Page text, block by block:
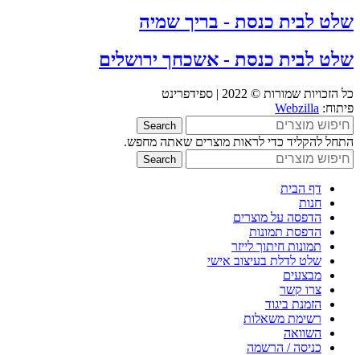
שלט לבית כנסת - בריך שמיה
שלט לבית כנסת - אשכחך ירושלים
כל הזכויות שמורות © 2022 | ספידפרינט
פיתוח: Webzilla
Search
התחל להקליד כדי לראות מוצרים שאתה מחפש.
Search
דף הבית
חנות
הדפסה על מוצרים
הדפסת תמונות
תמונות חיתוך לייזר
שלט לדלת בעיצוב אישי
מבצעים
צרו קשר
הזמנת ביגוד
רשימת משאלות
השוואה
כניסה / הרשמה